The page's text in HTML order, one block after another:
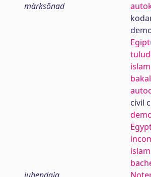
märksõnad
islam
civil
islam